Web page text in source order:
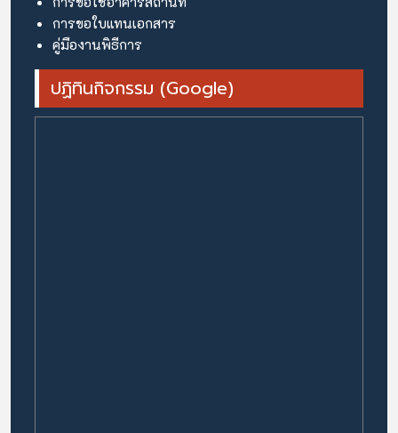
การขอใบแทนเอกสาร
คู่มืองานพิธีการ
ปฏิทินกิจกรรม (Google)